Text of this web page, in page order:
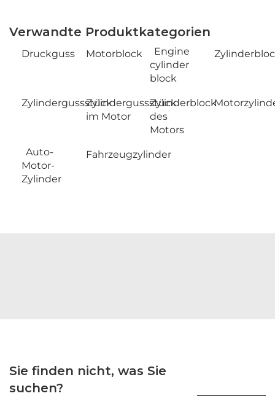
Verwandte Produktkategorien
Druckguss Motorblock
Engine
cylinder
block
ZylindergussstückZylindergussstück
im Motor
Zylinderblock
des
Motors
Auto-
Motor-
Zylinder
Fahrzeugzylinder
Sie finden nicht, was Sie
suchen?